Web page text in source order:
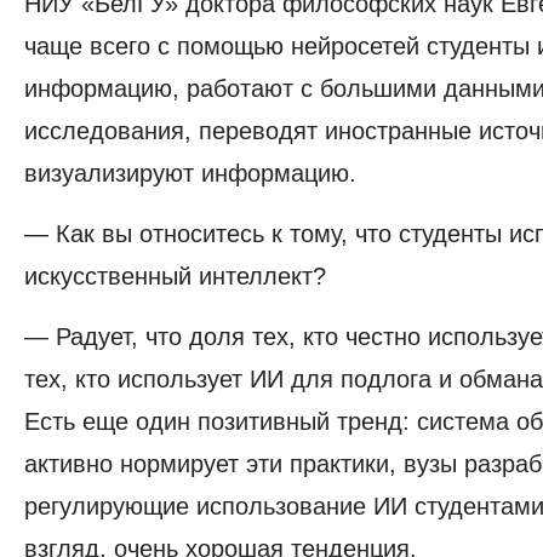
для
подлога
и
обмана,
чаще всего с помощью нейросетей студенты
информацию, работают с большими
исследования, переводят иностранные
визуализируют информацию.
— Как вы относитесь к тому, что студенты
искусственный интеллект?
— Радует, что доля тех, кто честно
тех, кто использует ИИ для подлога и
Есть еще один позитивный тренд: система
активно нормирует эти практики, вузы
регулирующие использование ИИ
взгляд, очень хорошая тенденция.